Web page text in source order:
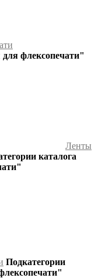
флексопечати"
Ленты
каталога
Подкатегории